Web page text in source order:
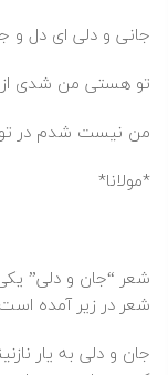
جانی و دلی ای دل و
تو هستی من شدی
من نیست شدم در تو
*مولانا*
شعر “جان و دلی”
شعر در زیر آمده
جان و دلی به یار